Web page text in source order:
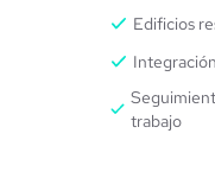
Edificios
trabajo